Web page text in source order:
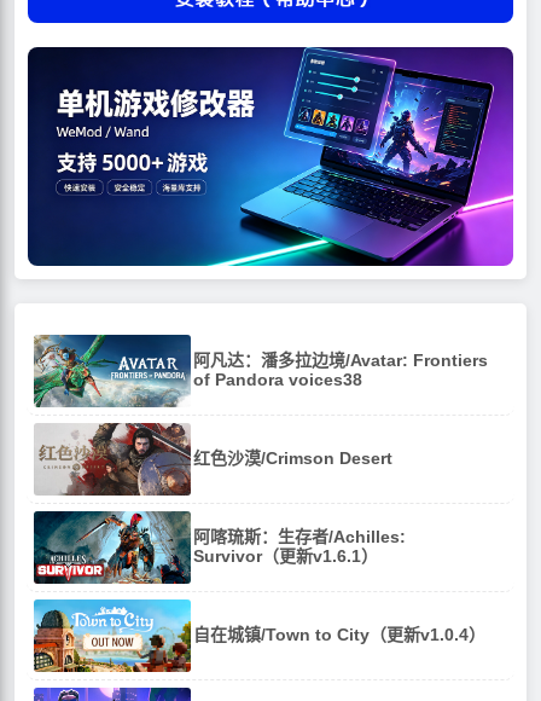
阿凡达：潘多拉边境/Avatar: Frontiers
of Pandora voices38
红色沙漠/Crimson Desert
阿喀琉斯：生存者/Achilles:
Survivor（更新v1.6.1）
自在城镇/Town to City（更新v1.0.4）